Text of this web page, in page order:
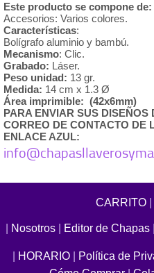
Este producto se compone de:
Accesorios: Varios colores.
Características:
Bolígrafo aluminio y bambú.
Mecanismo: Clic.
Grabado: Láser.
Peso unidad: 13 gr.
Medida: 14 cm x 1.3 Ø
Área imprimible: (42x6mm)
PARA ENVIAR SUS
CORREO DE CONTACTO DE
ENLACE AZUL:
CARRITO|
Nosotros Editor de Chapas
HORARIO Política de